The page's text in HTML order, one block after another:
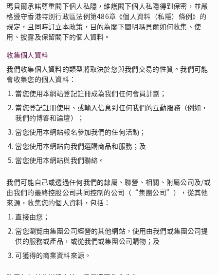
瑪貝爾承諾尊重閣下個人私隱，維護閣下個人私隱得到保密，並嚴
格遵守香港特別行政區法例第486章《個人資料（私隱）條例》的
規定，且同時訂立本政策，目的為閣下闡明瑪貝爾如何收集、使
用、披露及保留閣下的個人資料。
收集個人資料
我們收集個人資料的類型將取決於您與我們交易的性質。我們可能
會收集您的個人資料：
當您使用本網站登記註冊成為我們任何會員計劃；
當您登記註冊使用、或輸入信息到任何我們的互動服務（例如，
我們的博客和論壇）；
當您使用本網站報名參加我們的任何活動；
當您使用本網站向我們選購商品和服務；及
當您使用本網站與我們聯絡。
我們可能自己或透過任何我們的隸屬、聯營、相關、附屬公司及/或
由我們的最終控股公司共同控制的公司（“集團公司”），從其他
來源，收集您的個人資料，包括：
直接由您；
當您瀏覽由集團公司經營的其他網站，使用由我們或集團公司提
供的服務或產品，或從我們或集團公司購物；及
可獲得的商業資料來源。